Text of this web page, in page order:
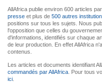
AllAfrica publie environ 600 articles
presse et plus de 500 autres
positions sur tous les sujets. Nous
l'opposition que celles du
d'informations, identifiés sur chaque
de leur production. En effet AllAfrica
contenus.
Les articles et documents identifiant
commandés par AllAfrica . Pour tous
ici